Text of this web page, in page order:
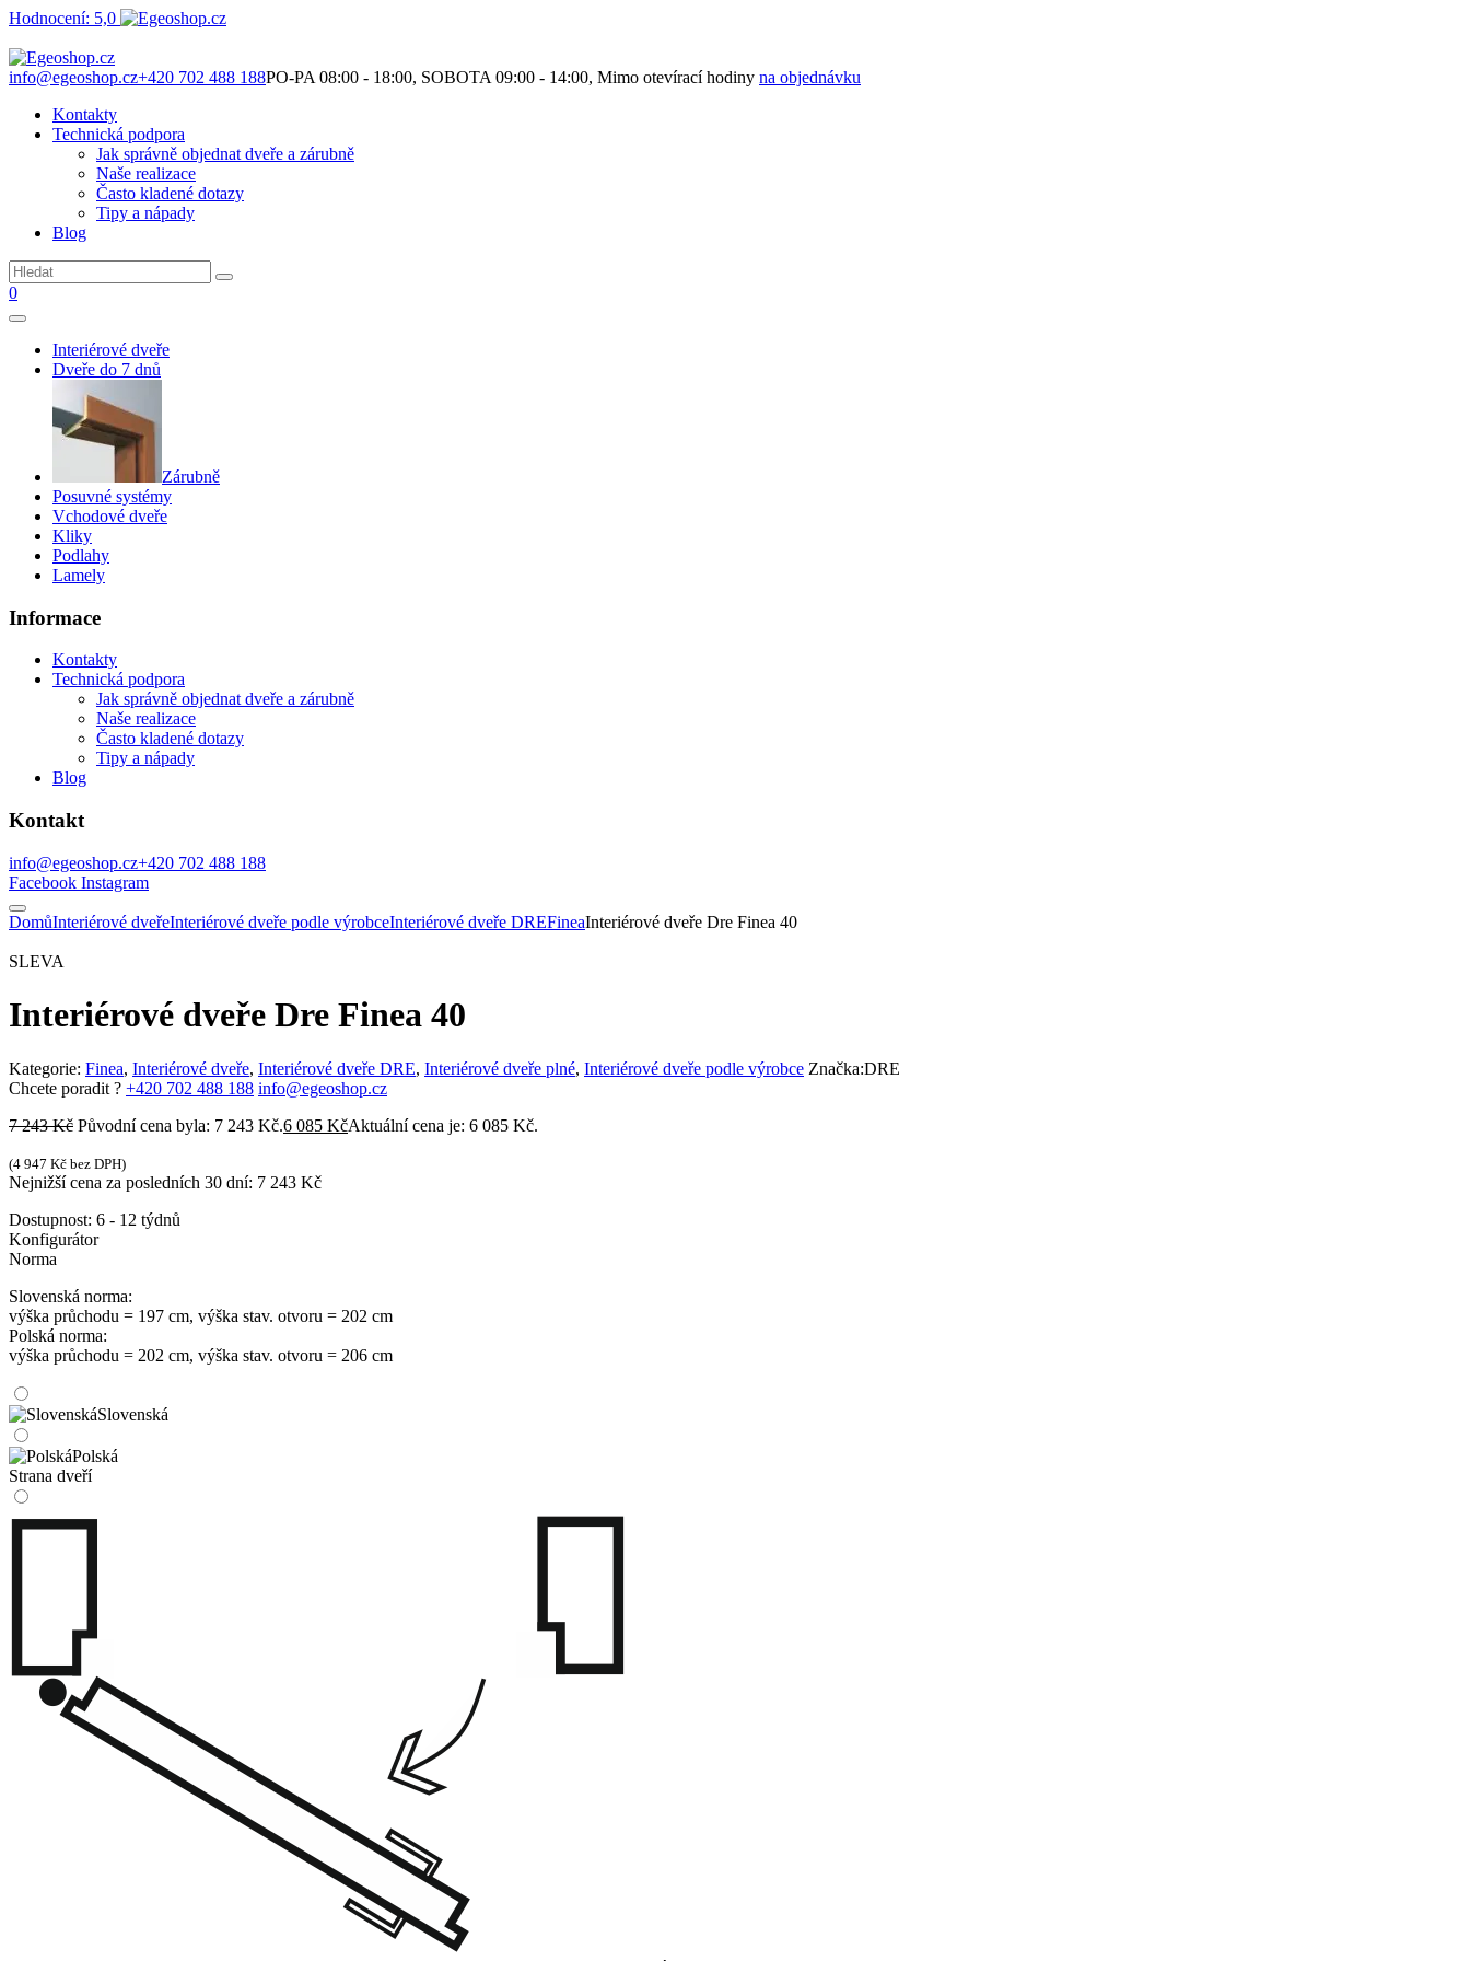
Hodnocení: 5,0
info@egeoshop.cz+420 702 488 188PO-PA 08:00 - 18:00, SOBOTA 09:00 - 14:00, Mimo otevírací hodiny na objednávku
Kontakty
Technická podpora
Jak správně objednat dveře a zárubně
Naše realizace
Často kladené dotazy
Tipy a nápady
Blog
0
Interiérové dveře
Dveře do 7 dnů
Zárubně
Posuvné systémy
Vchodové dveře
Kliky
Podlahy
Lamely
Informace
Kontakty
Technická podpora
Jak správně objednat dveře a zárubně
Naše realizace
Často kladené dotazy
Tipy a nápady
Blog
Kontakt
info@egeoshop.cz+420 702 488 188
Facebook Instagram
DomůInteriérové dveřeInteriérové dveře podle výrobceInteriérové dveře DREFineaInteriérové dveře Dre Finea 40
SLEVA
Interiérové dveře Dre Finea 40
Kategorie: Finea, Interiérové dveře, Interiérové dveře DRE, Interiérové dveře plné, Interiérové dveře podle výrobce Značka:DRE
Chcete poradit ? +420 702 488 188 info@egeoshop.cz
7 243Kč Původní cena byla: 7 243 Kč.6 085 KčAktuální cena je: 6 085 Kč.
(4 947 Kč bez DPH)
Nejnižší cena za posledních 30 dní: 7 243 Kč
Dostupnost: 6 - 12 týdnů
Konfigurátor
Norma
Slovenská norma:
výška průchodu = 197 cm, výška stav. otvoru = 202 cm
Polská norma:
výška průchodu = 202 cm, výška stav. otvoru = 206 cm
Slovenská
Polská
Strana dveří